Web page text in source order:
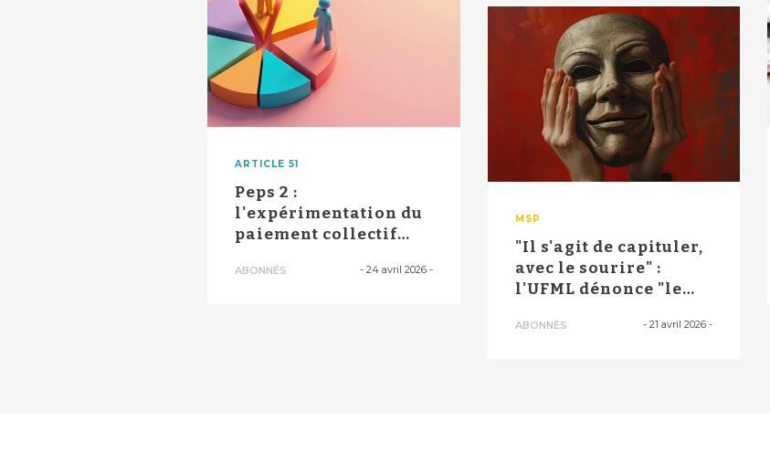
ARTICLE 51
Peps 2 :
l'expérimentation du
paiement collectif
prolongée...
ABONNÉS - 24 avril 2026-
MSP
"Il s'agit de capituler,
avec le sourire" :
l'UFML dénonce "le
ABONNÉS -21 avril 2026 -